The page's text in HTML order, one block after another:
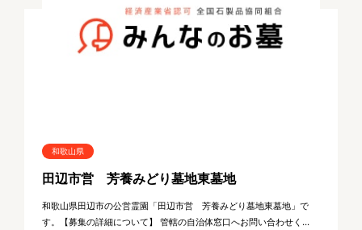
和歌山県
田辺市営 芳養みどり墓地東墓地
和歌山県田辺市の公営霊園「田辺市営 芳養みどり墓地東墓地」で
す。【募集の詳細について】 管轄の自治体窓口へお問い合わせく...